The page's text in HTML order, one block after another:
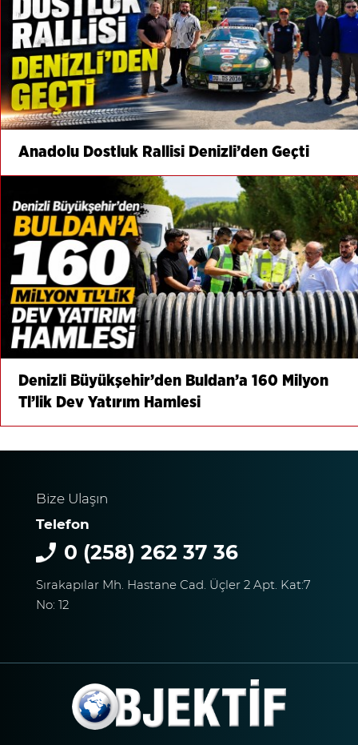
Anadolu Dostluk Rallisi Denizli’den Geçti
Denizli Büyükşehir’den Buldan’a 160 Milyon
Tl’lik Dev Yatırım Hamlesi
Bize Ulaşın
Telefon
0 (258) 262 37 36
Sırakapılar Mh. Hastane Cad. Üçler 2 Apt. Kat:7
No: 12